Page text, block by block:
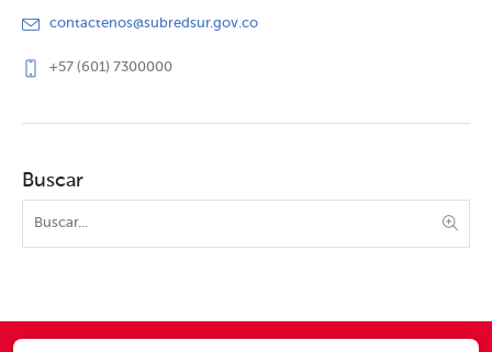
contactenos@subredsur.gov.co
+57 (601) 7300000
Buscar